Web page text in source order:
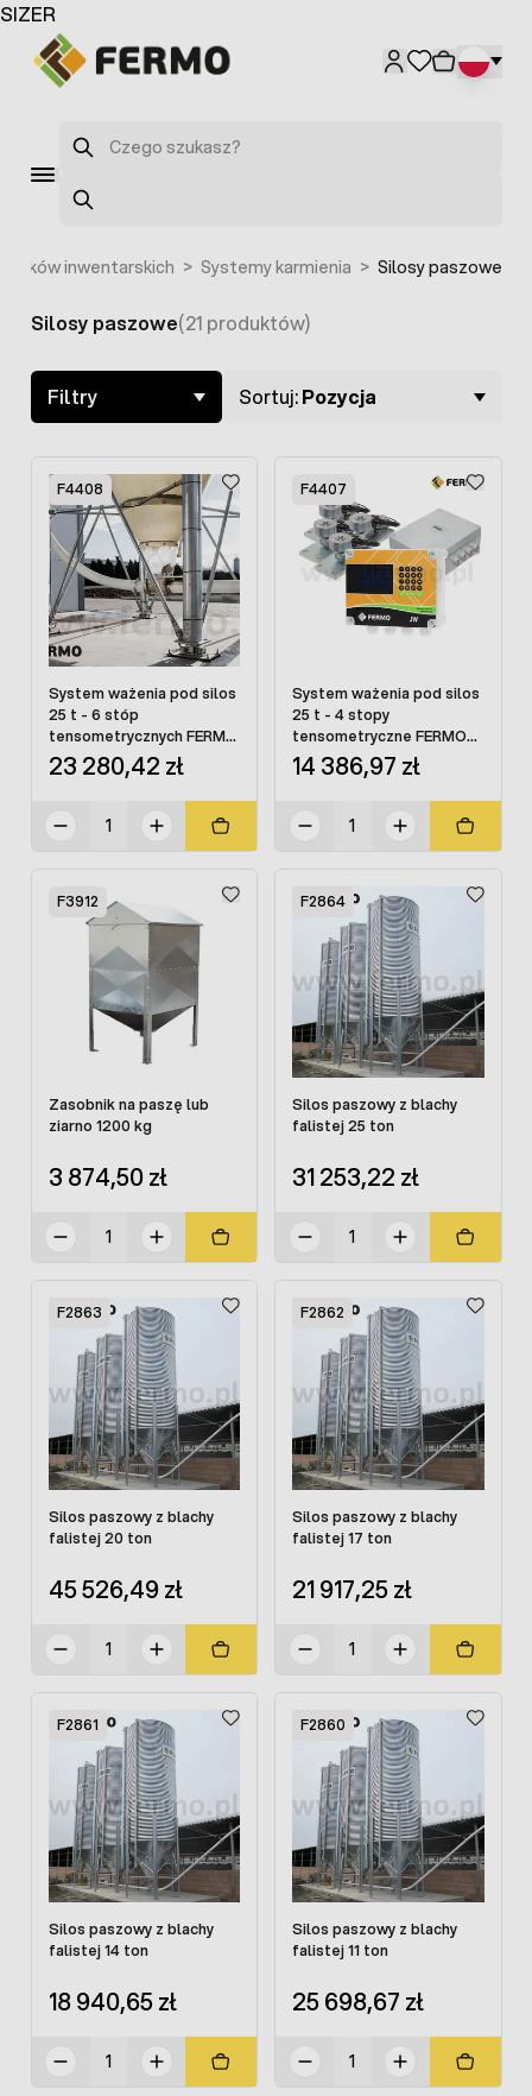
Przejdź do treści
Szukaj
Szukaj
inwentarskich > Systemy karmienia > Silosy paszowe
Skip to product list
Silosy paszowe(21 produktów)
Filtry Sortuj:Pozycja
F4408
System ważenia pod silos
25 t - 6 stóp
tensometrycznych FERMO
JWS
23 280,42 zł
F4407
System ważenia pod silos
25 t - 4 stopy
tensometryczne FERMO
JWS
14 386,97 zł
F3912
Zasobnik na paszę lub
ziarno 1200 kg
3 874,50 zł
F2864
Silos paszowy z blachy
falistej 25 ton
31 253,22 zł
F2863
Silos paszowy z blachy
falistej 20 ton
45 526,49 zł
F2862
Silos paszowy z blachy
falistej 17 ton
21 917,25 zł
F2861
Silos paszowy z blachy
falistej 14 ton
18 940,65 zł
F2860
Silos paszowy z blachy
falistej 11 ton
25 698,67 zł
SIZER